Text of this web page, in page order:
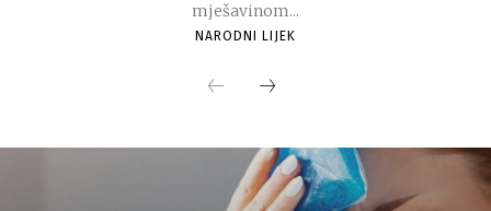
mješavinom...
NARODNI LIJEK